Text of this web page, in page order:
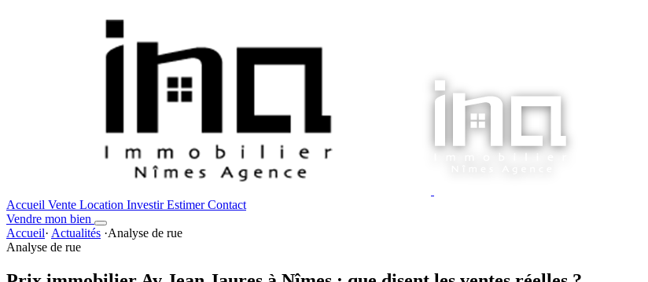
Accueil Vente Location InvestirEstimerContact
Vendre mon bien
Accueil· Actualités ·Analyse de rue
Analyse de rue